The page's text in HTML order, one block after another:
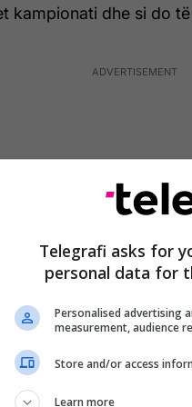
kampionati dhe si do
presidenti i
deklaroi se Seria A ka
Telegrafi asks for
personal data for
Personalised advertising
measurement, audience
Store and/or access
Learn more